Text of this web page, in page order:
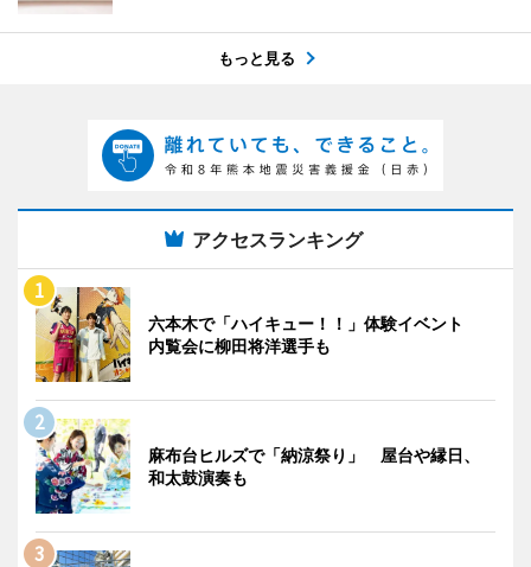
もっと見る
アクセスランキング
六本木で「ハイキュー！！」体験イベント
内覧会に柳田将洋選手も
麻布台ヒルズで「納涼祭り」 屋台や縁日、
和太鼓演奏も